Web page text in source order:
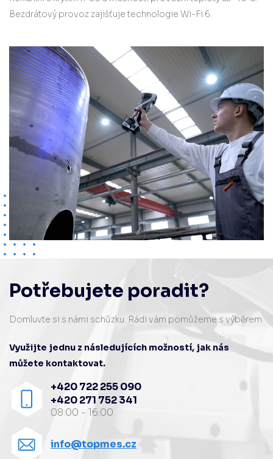
Bezdrátový provoz zajišťuje technologie Wi-Fi 6.
Potřebujete poradit?
Domluvte si s námi schůzku. Rádi vám pomůžeme s výběrem.
Využijte jednu z následujících možností, jak nás
můžete kontaktovat.
+420 722 255 090
+420 271 752 341
08:00 - 16:00
info@topmes.cz